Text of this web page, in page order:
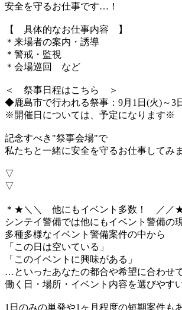
安全を守るお仕事です…！
【 具体的なお仕事内容 】
＊来場者の案内・誘導
＊警戒・監視
＊会場巡回 など
＜ 祭事日程はこちら ＞
◆鹿島市で行われる祭事：9月1日(火)～3
※開催日については、予定になります※
記念すべき"祭事会場"で
私たちと一緒に安全を守るお仕事してみ
▽
▽
＊★＼＼ 他にもイベント多数！ ／／
シンテイ警備では他にもイベント警備の
多種多様なイベント警備案件の中から
「この日は空いている」
「このイベントに興味がある」
…といったあなたの都合や希望に合わせて
働く日・場所・イベント内容を選びやす
1日のみの単発や1ヶ月程度の短期案件も